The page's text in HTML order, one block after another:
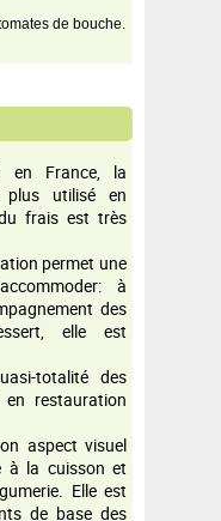
de bouche.
en France, la
utilisé en
frais est très
permet une
à
des
elle est
totalité des
restauration
aspect visuel
à la cuisson et
Elle est
de base des